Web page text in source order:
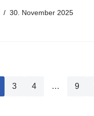
30. November 2025
3 4 … 9